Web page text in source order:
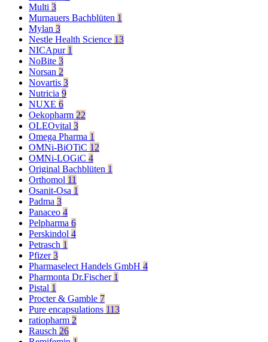
Multi 3
Murnauers Bachblüten 1
Mylan 3
Nestle Health Science 13
NICApur 1
NoBite 3
Norsan 2
Novartis 3
Nutricia 9
NUXE 6
Oekopharm 22
OLEOvital 3
Omega Pharma 1
OMNi-BiOTiC 12
OMNi-LOGiC 4
Original Bachblüten 1
Orthomol 11
Osanit-Osa 1
Padma 3
Panaceo 4
Pelpharma 6
Perskindol 4
Petrasch 1
Pfizer3
Pharmaselect Handels GmbH 4
Pharmonta Dr.Fischer 1
Pistal 1
Procter & Gamble 7
Pure encapsulations 113
ratiopharm 2
Rausch 26